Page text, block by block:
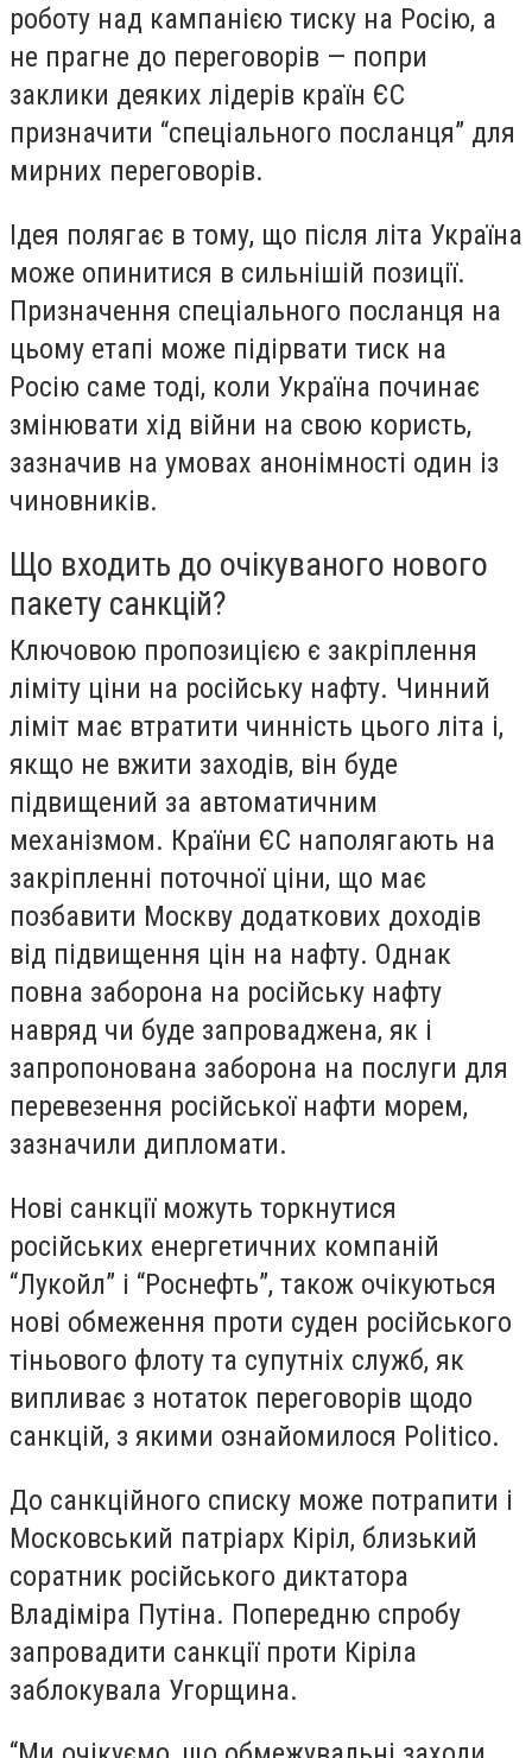
роботу над кампанією тиску на Росію, а
не прагне до переговорів — попри
заклики деяких лідерів країн ЄС
призначити “спеціального посланця” для
мирних переговорів.
Ідея полягає в тому, що після літа Україна
може опинитися в сильнішій позиції.
Призначення спеціального посланця на
цьому етапі може підірвати тиск на
Росію саме тоді, коли Україна починає
змінювати хід війни на свою користь,
зазначив на умовах анонімності один із
чиновників.
Що входить до очікуваного нового
пакету санкцій?
Ключовою пропозицією є закріплення
ліміту ціни на російську нафту. Чинний
ліміт має втратити чинність цього літа і,
якщо не вжити заходів, він буде
підвищений за автоматичним
механізмом. Країни ЄС наполягають на
закріпленні поточної ціни, що має
позбавити Москву додаткових доходів
від підвищення цін на нафту. Однак
повна заборона на російську нафту
навряд чи буде запроваджена, як і
запропонована заборона на послуги для
перевезення російської нафти морем,
зазначили дипломати.
Нові санкції можуть торкнутися
російських енергетичних компаній
“Лукойл” і “Роснефть”, також очікуються
нові обмеження проти суден російського
тіньового флоту та супутніх служб, як
випливає з нотаток переговорів щодо
санкцій, з якими ознайомилося Politico.
До санкційного списку може потрапити і
Московський патріарх Кіріл, близький
соратник російського диктатора
Владіміра Путіна. Попередню спробу
запровадити санкції проти Кіріла
заблокувала Угорщина.